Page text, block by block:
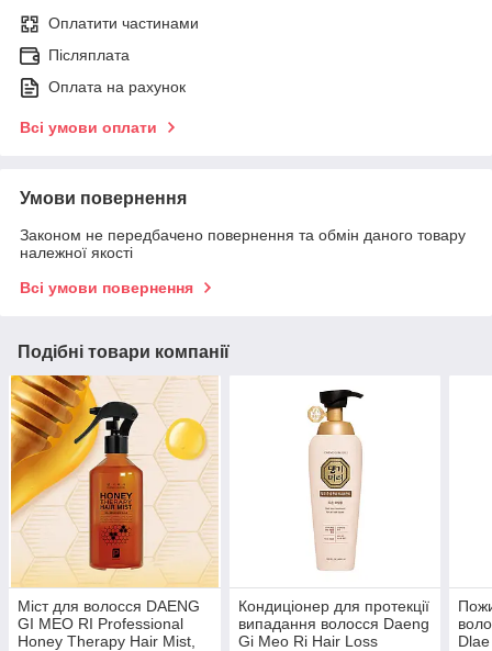
Оплатити частинами
Післяплата
Оплата на рахунок
Всі умови оплати
Умови повернення
Законом не передбачено повернення та обмін даного товару
належної якості
Всі умови повернення
Подібні товари компанії
Міст для волосся DAENG
GI MEO RI Professional
Honey Therapy Hair Mist,
Кондиціонер для протекції
випадання волосся Daeng
Gi Meo Ri Hair Loss